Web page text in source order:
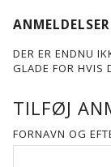
ANMELDELSER
DER ER ENDNU
GLADE FOR HVIS
TILFØJ
FORNAVN OG